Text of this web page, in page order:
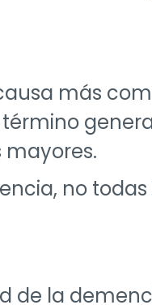
más
mayores.
no todas
de la